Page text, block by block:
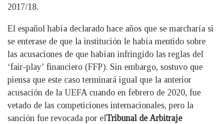
2017/18.
El español había declarado hace años que se marcharía si
se enterase de que la institución le había mentido sobre
las acusaciones de que habían infringido las reglas del
‘fair-play’ financiero (FFP). Sin embargo, sostuvo que
piensa que este caso terminará igual que la anterior
acusación de la UEFA cuando en febrero de 2020, fue
vetado de las competiciones internacionales, pero la
sanción fue revocada por elTribunal de Arbitraje